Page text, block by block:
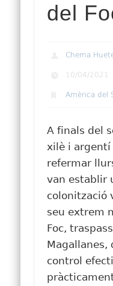
del
Chema
10/04/2021
Amèrica del
A finals del
xilè i argentí
refermar
van establir
colonització
seu extrem
Foc,
Magallanes,
control